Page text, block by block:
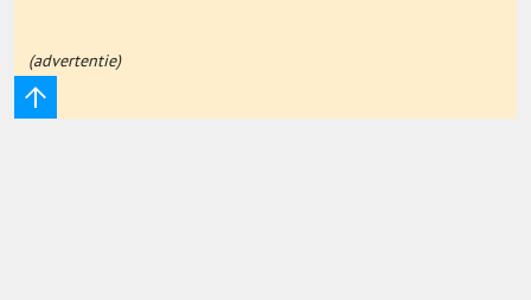
(advertentie)